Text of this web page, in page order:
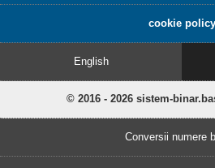
cookie policy
English
© 2016 - 2026 sistem-
Conversii numere